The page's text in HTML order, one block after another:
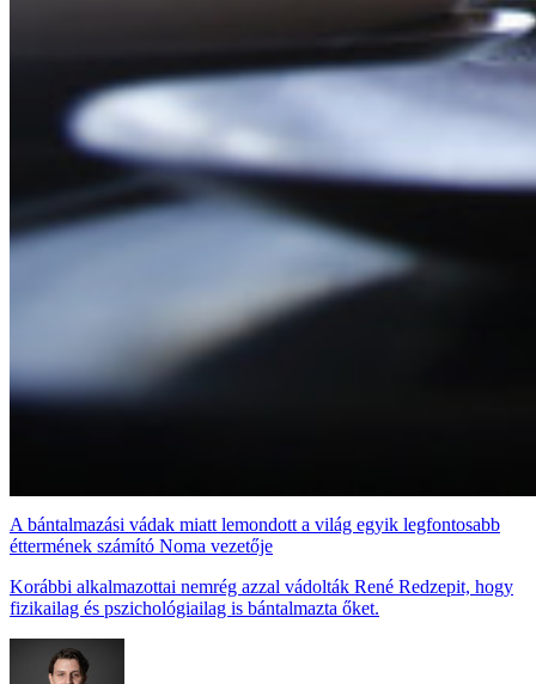
A bántalmazási vádak miatt lemondott a világ egyik legfontosabb
éttermének számító Noma vezetője
Korábbi alkalmazottai nemrég azzal vádolták René Redzepit, hogy
fizikailag és pszichológiailag is bántalmazta őket.